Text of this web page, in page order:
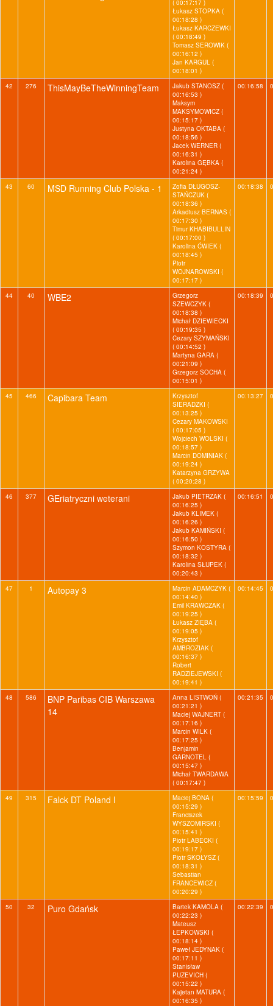
( 00:17:17 )
Łukasz STOPKA (
00:18:28 )
Łukasz KARCZEWKI
( 00:18:49 )
Tomasz SEROWIK (
00:16:12 )
Jan KARGUL (
00:18:01 )
42
276 ThisMayBeTheWinningTeam
Jakub STANOSZ (
00:16:53 )
Maksym
MAKSYMOWICZ (
00:15:17 )
Justyna OKTABA (
00:18:56 )
Jacek WERNER (
00:16:31 )
Karolina GĘBKA (
00:21:24 )
00:16:58
43 60 MSD Running Club Polska - 1
Zofia DŁUGOSZ-
STAŃCZUK (
00:18:36 )
Arkadiusz BERNAS (
00:17:30 )
Timur KHABIBULLIN
( 00:17:00 )
Karolina ĆWIEK (
00:18:45 )
Piotr
WOJNAROWSKI (
00:17:17 )
00:18:38
44 40 WBE2
Grzegorz
SZEWCZYK (
00:18:38 )
Michał DZIEWIECKI
( 00:19:35 )
Cezary SZYMAŃSKI
( 00:14:52 )
Martyna GARA (
00:21:09 )
Grzegorz SOCHA (
00:15:01 )
00:18:39
45 466 Capibara Team
Krzysztof
SIERADZKI (
00:13:25 )
Cezary MAKOWSKI
( 00:17:05 )
Wojciech WOLSKI (
00:18:57 )
Marcin DOMINIAK (
00:19:24 )
Katarzyna GRZYWA
( 00:20:28 )
00:13:27
46 377 GEriatryczni weterani
Jakub PIETRZAK (
00:16:25 )
Jakub KLIMEK (
00:16:26 )
Jakub KAMIŃSKI (
00:16:50 )
Szymon KOSTYRA (
00:18:32 )
Karolina SŁUPEK (
00:20:43 )
00:16:51
47 1 Autopay 3
Marcin ADAMCZYK (
00:14:40 )
Emil KRAWCZAK (
00:19:25 )
Łukasz ZIĘBA (
00:19:05 )
Krzysztof
AMBROZIAK (
00:16:37 )
Robert
RADZIEJEWSKI (
00:19:41 )
00:14:45
48 586
BNP Paribas CIB Warszawa
14
Anna LISTWOŃ (
00:21:21 )
Maciej WAJNERT (
00:17:16 )
Marcin WILK (
00:17:25 )
Benjamin
GARNOTEL (
00:15:47 )
Michał TWARDAWA
( 00:17:47 )
00:21:35
49 315 Falck DT Poland I
Maciej BONA (
00:15:29 )
Franciszek
WYSZOMIRSKI (
00:15:41 )
Piotr LABECKI (
00:19:17 )
Piotr SKOŁYSZ (
00:18:31 )
Sebastian
FRANCEWICZ (
00:20:29 )
00:15:59
50 32 Puro Gdańsk
Bartek KAMOLA (
00:22:23 )
Mateusz
ŁEPKOWSKI (
00:18:14 )
Paweł JEDYNAK (
00:17:11 )
Stanisław
PUZEVICH (
00:15:22 )
Kajetan MATURA (
00:16:35 )
00:22:39